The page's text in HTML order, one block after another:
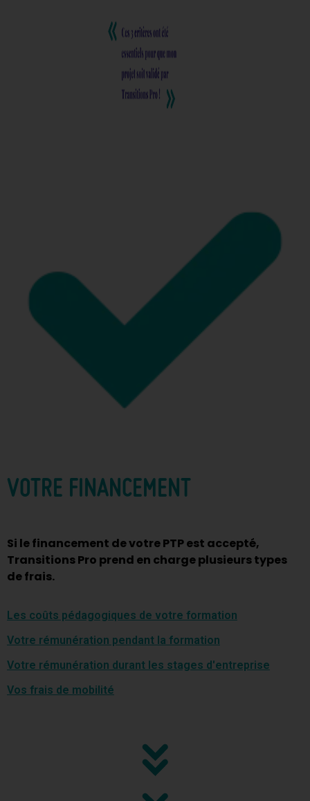
VOTRE FINANCEMENT
Si le financement de votre PTP est accepté,
Transitions Pro prend en charge plusieurs types
de frais.
Les coûts pédagogiques de votre formation
Votre rémunération pendant la formation
Votre rémunération durant les stages d'entreprise
Vos frais de mobilité